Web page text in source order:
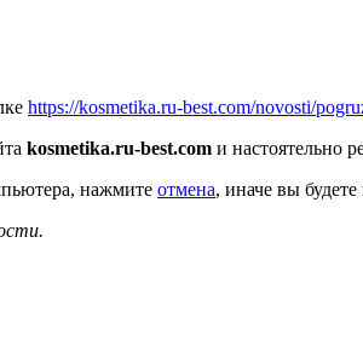
https://kosmetika.ru-best.com/novosti/
kosmetika.ru-best.com и настоятельно
нажмите отмена, иначе вы